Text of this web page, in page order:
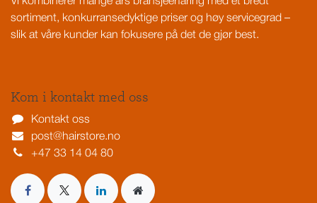
sortiment, konkurransedyktige priser og høy servicegrad –
slik at våre kunder kan fokusere på det de gjør best.
Kom i kontakt med oss
Kontakt oss
post@hairstore.no
+47 33 14 04 80